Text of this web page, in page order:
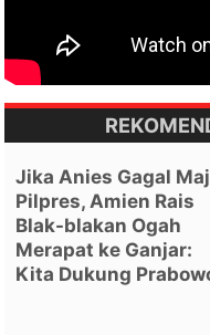
Jika Anies Gagal
Pilpres, Amien Rais
Blak-blakan Ogah
Merapat ke Ganjar:
Kita Dukung